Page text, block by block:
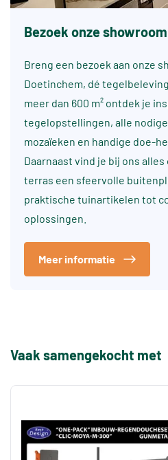
Bezoek onze showroom
Breng een bezoek aan onze
Doetinchem, dé
meer dan 600 m² ontdek je
tegelopstellingen, alle
mozaïeken en handige doe-
Daarnaast vind je bij ons
terras een sfeervolle
praktische tuinartikelen tot
oplossingen.
Meer informatie
Vaak samengekocht met